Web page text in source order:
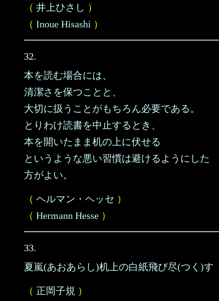
（ 井上ひさし ）
（ Inoue Hisashi ）
32.
本を読む場合には、
清潔さを保つことと、
大切に扱うことがもちろん必要である。
とりわけ読書を中止するとき、
本を開いたまま机の上に伏せる
というような悪い習慣は避けるようにした
方がよい。
（ ヘルマン・ヘッセ ）
（ Hermann Hesse ）
33.
夏嵐(あおあらし)机上の白紙飛び尽(つく)す
（ 正岡子規 ）